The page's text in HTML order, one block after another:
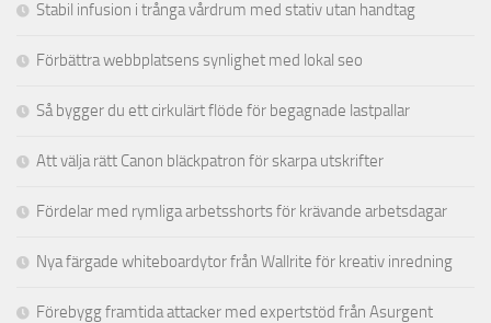
Stabil infusion i trånga vårdrum med stativ utan handtag
Förbättra webbplatsens synlighet med lokal seo
Så bygger du ett cirkulärt flöde för begagnade lastpallar
Att välja rätt Canon bläckpatron för skarpa utskrifter
Fördelar med rymliga arbetsshorts för krävande arbetsdagar
Nya färgade whiteboardytor från Wallrite för kreativ inredning
Förebygg framtida attacker med expertstöd från Asurgent